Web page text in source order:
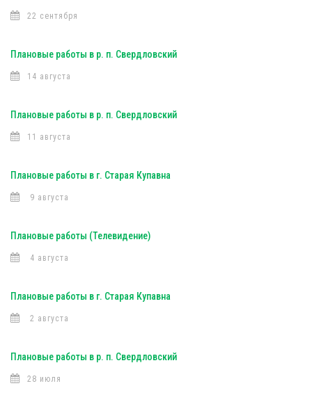
22 сентября
Плановые работы в р. п. Свердловский
14 августа
Плановые работы в р. п. Свердловский
11 августа
Плановые работы в г. Старая Купавна
9 августа
Плановые работы (Телевидение)
4 августа
Плановые работы в г. Старая Купавна
2 августа
Плановые работы в р. п. Свердловский
28 июля